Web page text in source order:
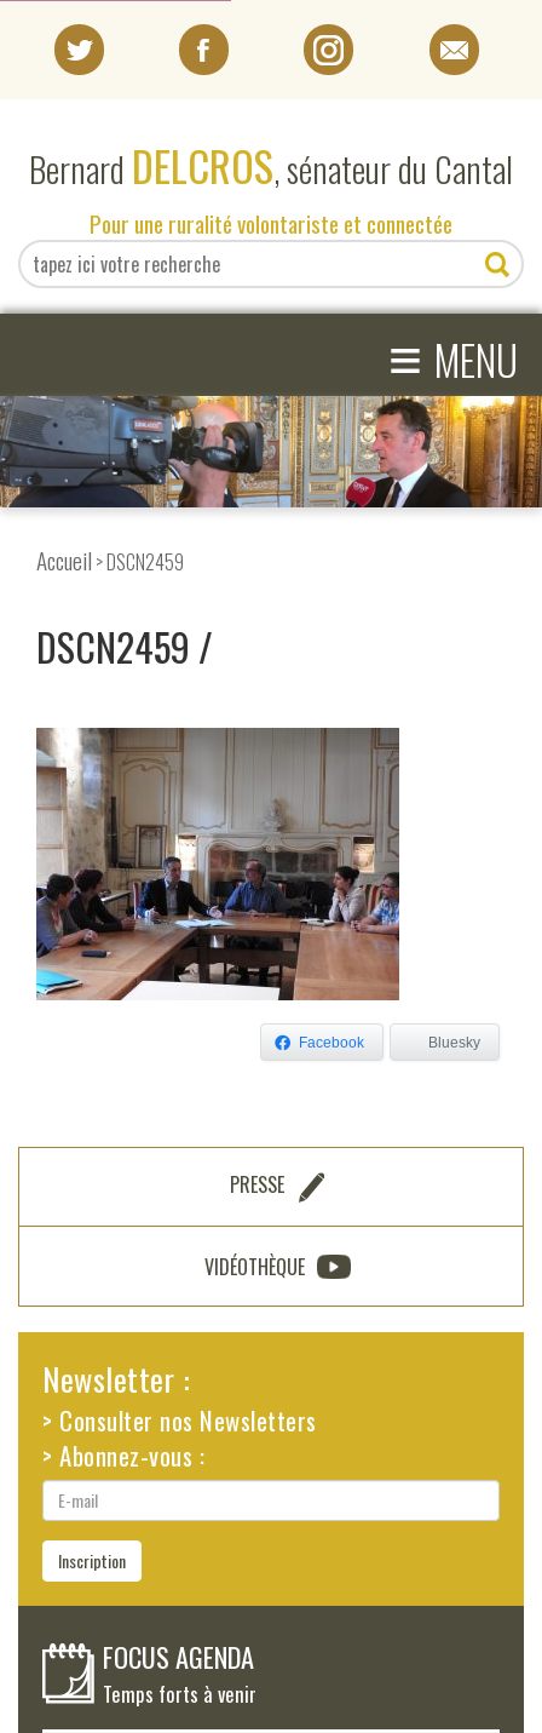
Bernard DELCROS, sénateur du Cantal
Pour une ruralité volontariste et connectée
≡ MENU
EN DIRECT DU SÉNAT
EN DIRECT DU CANTAL
COMPRENDRE LE SÉNAT
Accueil > DSCN2459
DSCN2459
Facebook Bluesky
PRESSE
VIDÉOTHÈQUE
Newsletter :
> Consulter nos Newsletters
> Abonnez-vous :
E-
mail
Inscription
FOCUS AGENDA
Temps forts à venir